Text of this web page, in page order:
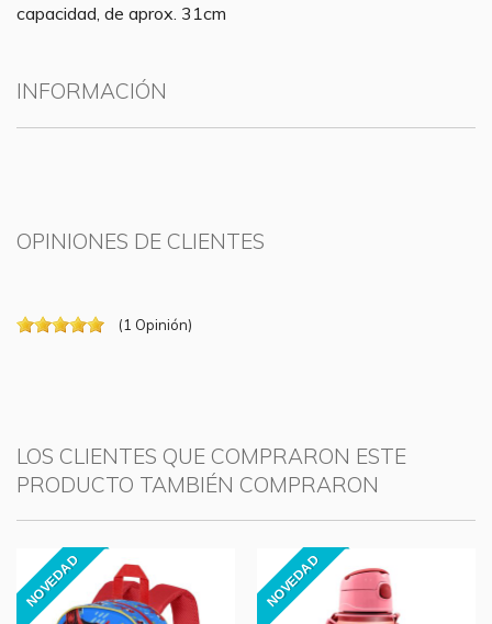
capacidad, de aprox. 31cm
INFORMACIÓN
OPINIONES DE CLIENTES
(1 Opinión)
LOS CLIENTES QUE COMPRARON ESTE
PRODUCTO TAMBIÉN COMPRARON
NOVEDAD NOVEDAD